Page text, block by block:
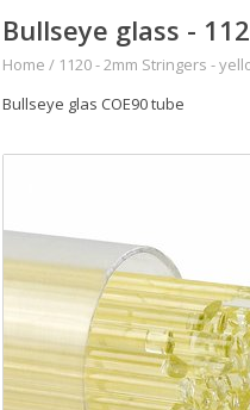
Bullseye glass -
Home / 1120 - 2mm Stringers -
Bullseye glas COE90 tube